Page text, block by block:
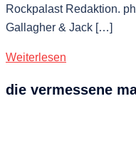
Rockpalast Redaktion.
Gallagher & Jack […]
Weiterlesen
die vermessene